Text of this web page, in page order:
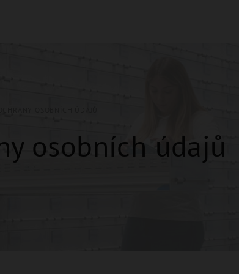
osobních údajů